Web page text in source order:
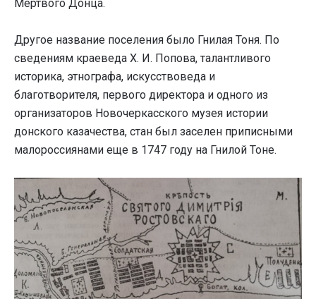
Мёртвогo Донца.
Другое название поселения было Гнилая Тоня. По
сведениям краеведа X. И. Попова, талантливого
историка, этнографа, искусствоведа и
благотворителя, первого директора и одного из
организаторов Новочеркасского музея истории
донского казачества, стан был заселен приписными
малороссиянами еще в 1747 году на Гнилой Тоне.